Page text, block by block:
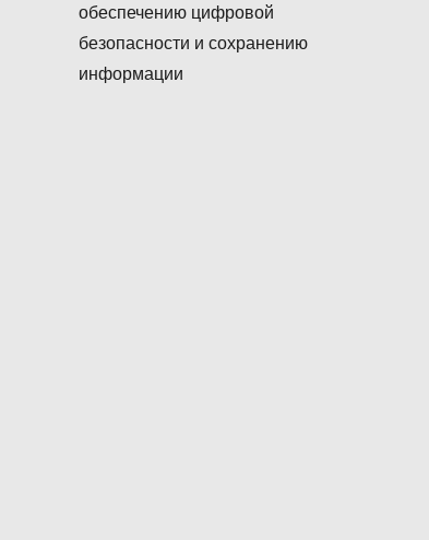
обеспечению цифровой
безопасности и сохранению
информации